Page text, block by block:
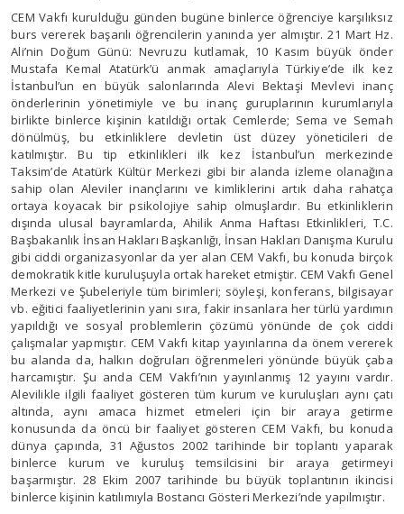
CEM Vakfı kurulduğu günden bugüne binlerce öğrenciye karşılıksız
burs vererek başarılı öğrencilerin yanında yer almıştır. 21 Mart Hz.
Ali’nin Doğum Günü: Nevruzu kutlamak, 10 Kasım büyük önder
Mustafa Kemal Atatürk’ü anmak amaçlarıyla Türkiye’de ilk kez
İstanbul’un en büyük salonlarında Alevi Bektaşi Mevlevi inanç
önderlerinin yönetimiyle ve bu inanç guruplarının kurumlarıyla
birlikte binlerce kişinin katıldığı ortak Cemlerde; Sema ve Semah
dönülmüş, bu etkinliklere devletin üst düzey yöneticileri de
katılmıştır. Bu tip etkinlikleri ilk kez İstanbul’un merkezinde
Taksim’de Atatürk Kültür Merkezi gibi bir alanda izleme olanağına
sahip olan Aleviler inançlarını ve kimliklerini artık daha rahatça
ortaya koyacak bir psikolojiye sahip olmuşlardır. Bu etkinliklerin
dışında ulusal bayramlarda, Ahilik Anma Haftası Etkinlikleri, T.C.
Başbakanlık İnsan Hakları Başkanlığı, İnsan Hakları Danışma Kurulu
gibi ciddi organizasyonlar da yer alan CEM Vakfı, bu konuda birçok
demokratik kitle kuruluşuyla ortak hareket etmiştir. CEM Vakfı Genel
Merkezi ve Şubeleriyle tüm birimleri; söyleşi, konferans, bilgisayar
vb. eğitici faaliyetlerinin yanı sıra, fakir insanlara her türlü yardımın
yapıldığı ve sosyal problemlerin çözümü yönünde de çok ciddi
çalışmalar yapmıştır. CEM Vakfı kitap yayınlarına da önem vererek
bu alanda da, halkın doğruları öğrenmeleri yönünde büyük çaba
harcamıştır. Şu anda CEM Vakfı’nın yayınlanmış 12 yayını vardır.
Alevilikle ilgili faaliyet gösteren tüm kurum ve kuruluşları aynı çatı
altında, aynı amaca hizmet etmeleri için bir araya getirme
konusunda da öncü bir faaliyet gösteren CEM Vakfı, bu konuda
dünya çapında, 31 Ağustos 2002 tarihinde bir toplantı yaparak
binlerce kurum ve kuruluş temsilcisini bir araya getirmeyi
başarmıştır. 28 Ekim 2007 tarihinde bu büyük toplantının ikincisi
binlerce kişinin katılımıyla Bostancı Gösteri Merkezi’nde yapılmıştır.